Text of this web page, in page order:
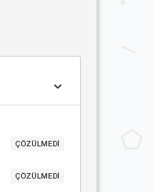
ÇÖZÜLMEDİ
ÇÖZÜLMEDİ